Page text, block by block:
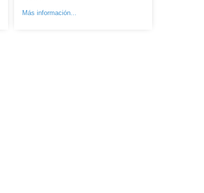
Más información...